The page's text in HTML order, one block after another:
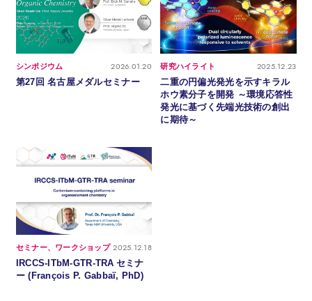
2026.01.20
シンポジウム
第27回 名古屋メダルセミナー
2025.12.23
研究ハイライト
二重の円偏光発光を示すキラル
ホウ素分子を開発 ～環境応答性
発光に基づく先端光技術の創出
に期待～
2025.12.18
セミナー、ワークショップ
IRCCS-ITbM-GTR-TRA セミナ
ー (François P. Gabbaï, PhD)